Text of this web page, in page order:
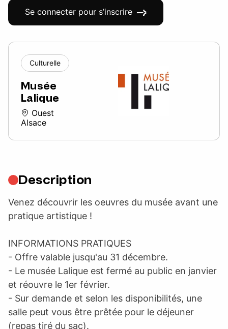
Se connecter pour s’inscrire
Culturelle
Musée
Lalique
Ouest
Alsace
Description
Venez découvrir les oeuvres du musée avant une
pratique artistique !
INFORMATIONS PRATIQUES
- Offre valable jusqu'au 31 décembre.
- Le musée Lalique est fermé au public en janvier
et réouvre le 1er février.
- Sur demande et selon les disponibilités, une
salle peut vous être prêtée pour le déjeuner
(repas tiré du sac).